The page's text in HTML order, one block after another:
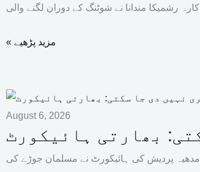
« مزید پڑھیے
August 6, 2026
بھارتی ہائیکورٹ